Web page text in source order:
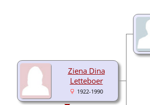
Ziena Dina
Letteboer
1922-1990